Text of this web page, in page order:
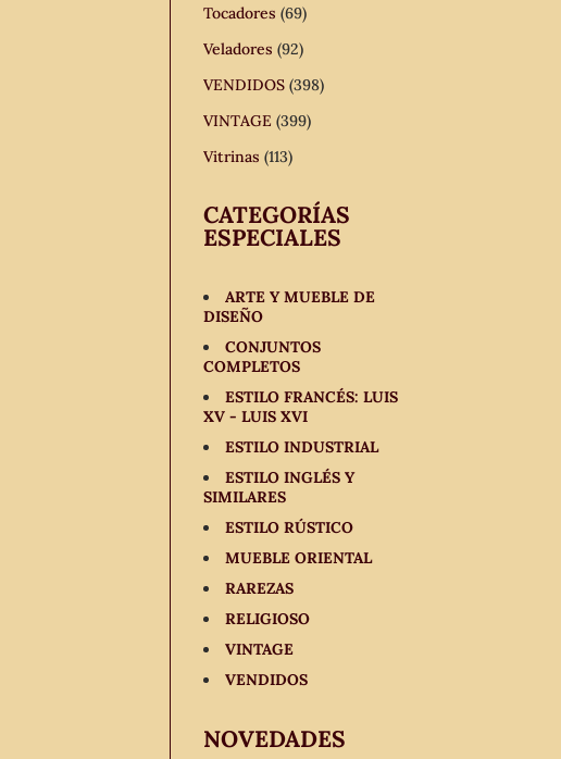
Tocadores (69)
Veladores (92)
VENDIDOS (398)
VINTAGE (399)
Vitrinas (113)
CATEGORÍAS
ESPECIALES
ARTE Y MUEBLE DE
DISEÑO
CONJUNTOS
COMPLETOS
ESTILO FRANCÉS: LUIS
XV - LUIS XVI
ESTILO INDUSTRIAL
ESTILO INGLÉS Y
SIMILARES
ESTILO RÚSTICO
MUEBLE ORIENTAL
RAREZAS
RELIGIOSO
VINTAGE
VENDIDOS
NOVEDADES